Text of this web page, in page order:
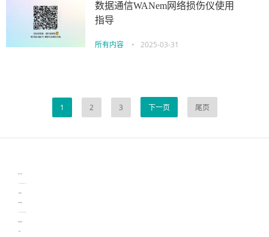
数据通信WANem网络损伤仪使用
指导
所有内容 • 2025-03-31
1 2 3 下一页 尾页